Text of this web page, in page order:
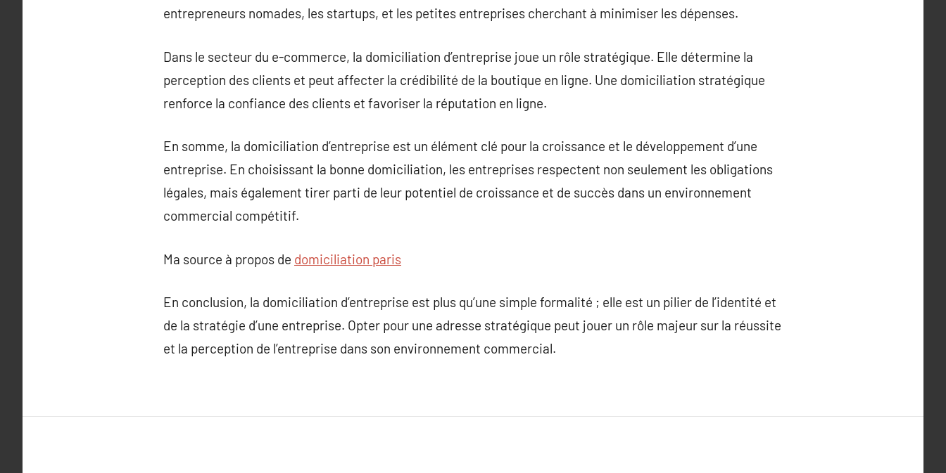
entrepreneurs nomades, les startups, et les petites entreprises cherchant à minimiser les dépenses.
Dans le secteur du e-commerce, la domiciliation d’entreprise joue un rôle stratégique. Elle détermine la
perception des clients et peut affecter la crédibilité de la boutique en ligne. Une domiciliation stratégique
renforce la confiance des clients et favoriser la réputation en ligne.
En somme, la domiciliation d’entreprise est un élément clé pour la croissance et le développement d’une
entreprise. En choisissant la bonne domiciliation, les entreprises respectent non seulement les obligations
légales, mais également tirer parti de leur potentiel de croissance et de succès dans un environnement
commercial compétitif.
Ma source à propos de domiciliation paris
En conclusion, la domiciliation d’entreprise est plus qu’une simple formalité ; elle est un pilier de l’identité et
de la stratégie d’une entreprise. Opter pour une adresse stratégique peut jouer un rôle majeur sur la réussite
et la perception de l’entreprise dans son environnement commercial.